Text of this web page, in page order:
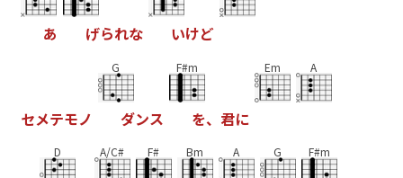
あ げられな いけど
セメテモノ
G
ダンス
F#m
を、 君に
Em A
D A/C# F# Bm A G F#m